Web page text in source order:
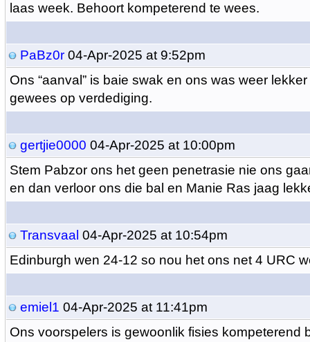
laas week. Behoort kompeterend te wees.
PaBz0r04-Apr-2025 at 9:52pm
Ons “aanval” is baie swak en ons was weer
gewees op verdediging.
gertjie0000 04-Apr-2025 at 10:00pm
Stem Pabzor ons het geen penetrasie nie ons
en dan verloor ons die bal en Manie Ras jaag
Transvaal 04-Apr-2025 at 10:54pm
Edinburgh wen 24-12 so nou het ons net 4 URC
emiel1 04-Apr-2025 at 11:41pm
Ons voorspelers is gewoonlik fisies kompeterend